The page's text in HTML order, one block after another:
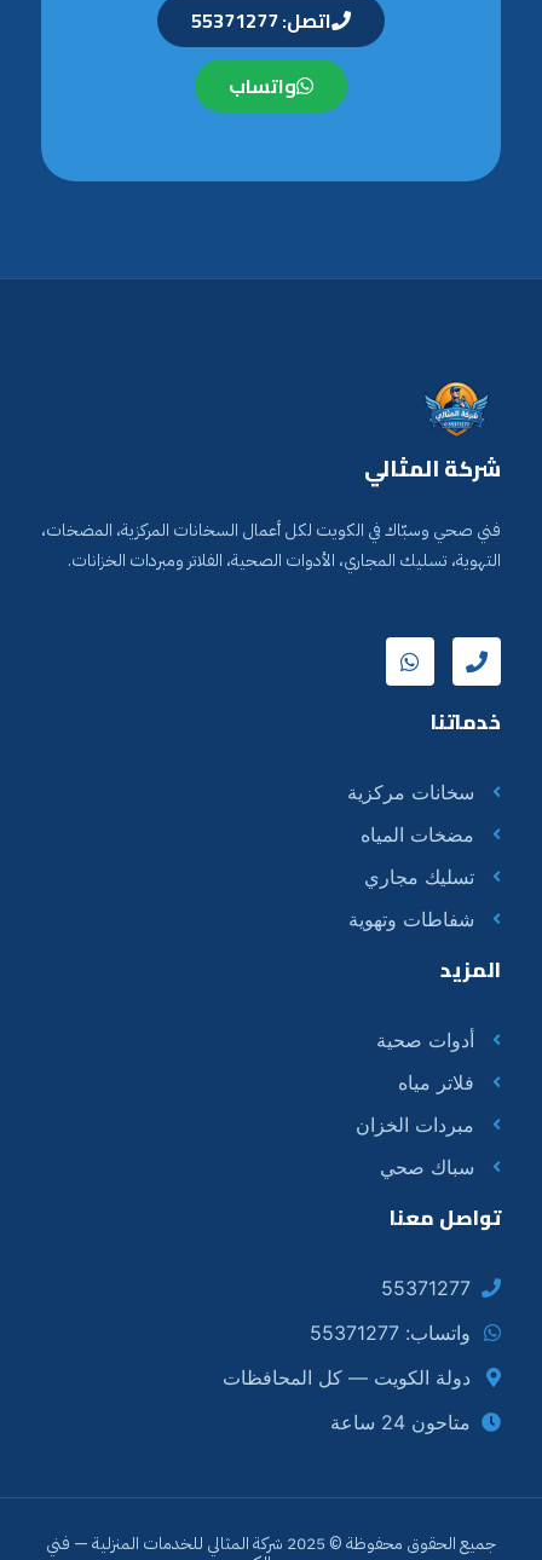
اتصل: 55371277
واتساب
شركة المثالي
فني صحي وسبّاك في الكويت لكل أعمال السخانات المركزية، المضخات،
التهوية، تسليك المجاري، الأدوات الصحية، الفلاتر ومبردات الخزانات.
خدماتنا
سخانات مركزية
مضخات المياه
تسليك مجاري
شفاطات وتهوية
المزيد
أدوات صحية
فلاتر مياه
مبردات الخزان
سباك صحي
تواصل معنا
55371277
واتساب: 55371277
دولة الكويت — كل المحافظات
متاحون 24 ساعة
جميع الحقوق محفوظة © 2025 شركة المثالي للخدمات المنزلية — فني